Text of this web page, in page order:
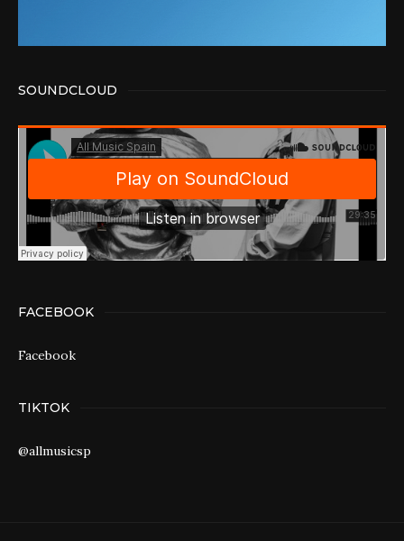
SOUNDCLOUD
FACEBOOK
Facebook
TIKTOK
@allmusicsp